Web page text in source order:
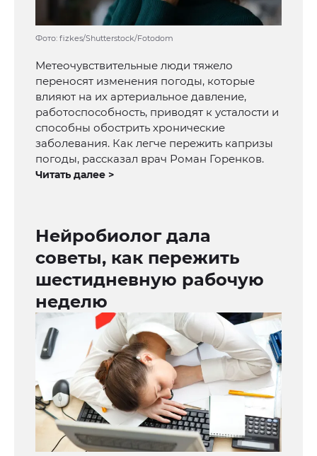
Фото: fizkes/Shutterstock/Fotodom
Метеочувствительные люди тяжело
переносят изменения погоды, которые
влияют на их артериальное давление,
работоспособность, приводят к усталости и
способны обострить хронические
заболевания. Как легче пережить капризы
погоды, рассказал врач Роман Горенков.
Читать далее >
Нейробиолог дала
советы, как пережить
шестидневную рабочую
неделю